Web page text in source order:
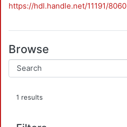
https://hdl.handle.net/11191/8060
Browse
1 results